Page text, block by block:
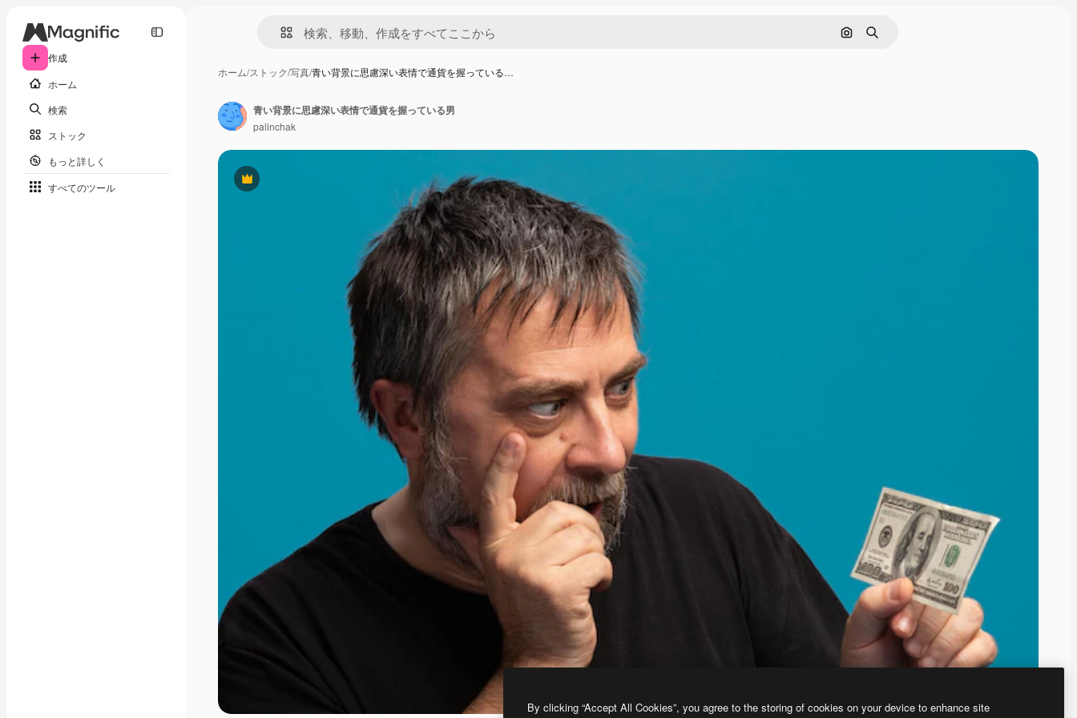
作成
ホーム
検索
ストック
もっと詳しく
すべてのツール
画像で検索
検索
ホーム/ストック/写真/青い背景に思慮深い表情で通貨を握っている…
Premium
青い背景に思慮深い表情で通貨を握っている男
palinchak
By clicking “Accept All Cookies”, you agree to the storing of cookies on your device to enhance site